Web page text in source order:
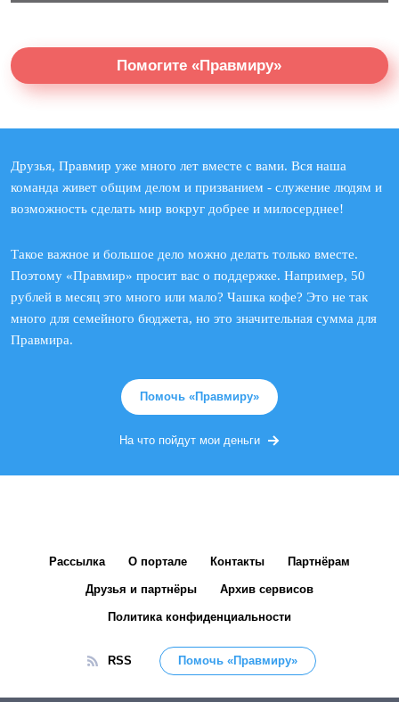
Помогите «Правмиру»
Друзья, Правмир уже много лет вместе с вами. Вся наша
команда живет общим делом и призванием - служение людям и
возможность сделать мир вокруг добрее и милосерднее!
Такое важное и большое дело можно делать только вместе.
Поэтому «Правмир» просит вас о поддержке. Например, 50
рублей в месяц это много или мало? Чашка кофе? Это не так
много для семейного бюджета, но это значительная сумма для
Правмира.
Помочь «Правмиру»
На что пойдут мои деньги
Рассылка О портале Контакты Партнёрам
Друзья и партнёры Архив сервисов
Политика конфиденциальности
RSS Помочь «Правмиру»